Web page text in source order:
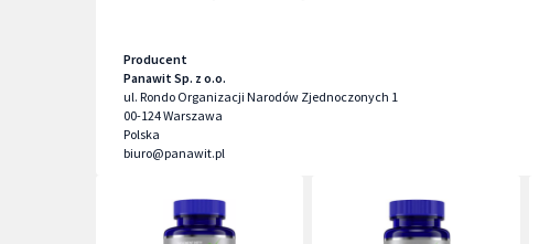
Producent
Panawit Sp. z o.o.
ul. Rondo Organizacji Narodów Zjednoczonych 1
00-124Warszawa
Polska
biuro@panawit.pl